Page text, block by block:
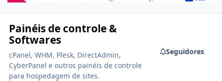
Painéis de controle &
Softwares
cPanel, WHM, Plesk, DirectAdmin,
CyberPanel e outros painéis de controle
para hospedagem de sites.
Seguidores